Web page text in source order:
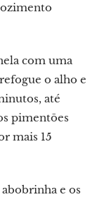
com uma
o alho e
até
pimentões
mais 15
e os